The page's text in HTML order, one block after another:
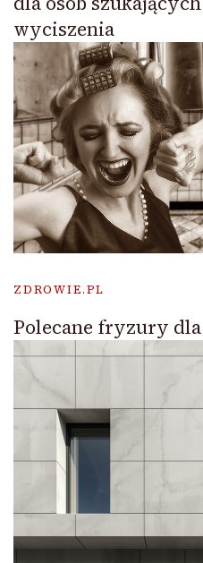
wyciszenia
ZDROWIE.PL
Polecane fryzury